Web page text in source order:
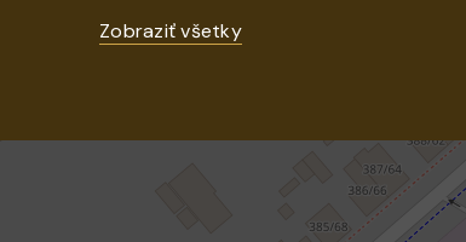
Zobraziť všetky